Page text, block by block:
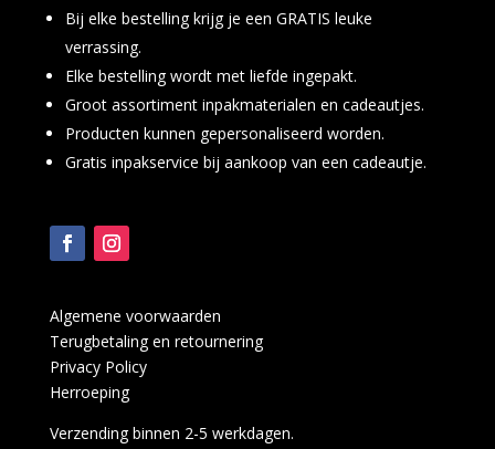
Bij elke bestelling krijg je een GRATIS leuke
verrassing.
Elke bestelling wordt met liefde ingepakt.
Groot assortiment inpakmaterialen en cadeautjes.
Producten kunnen gepersonaliseerd worden.
Gratis inpakservice bij aankoop van een cadeautje.
Algemene voorwaarden
Terugbetaling en retournering
Privacy Policy
Herroeping
Verzending binnen 2-5 werkdagen.